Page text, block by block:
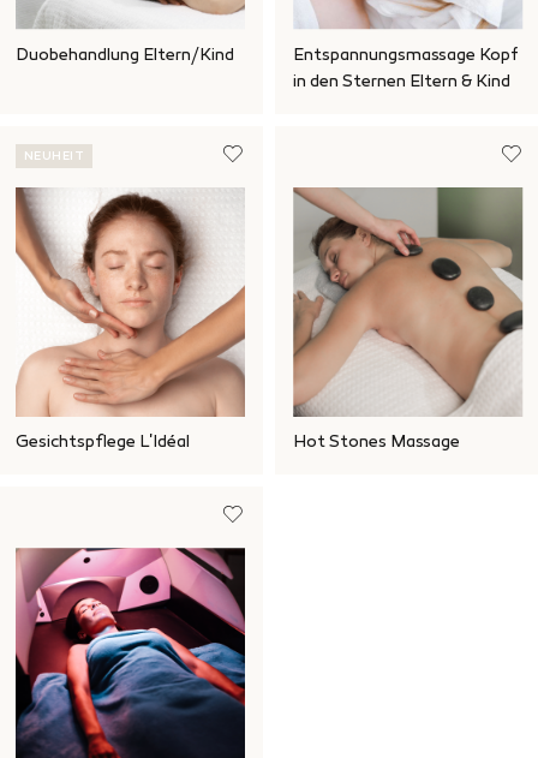
Duobehandlung Eltern/Kind
Entspannungsmassage Kopf
in den Sternen Eltern & Kind
NEUHEIT
Gesichtspflege L'Idéal Hot Stones Massage